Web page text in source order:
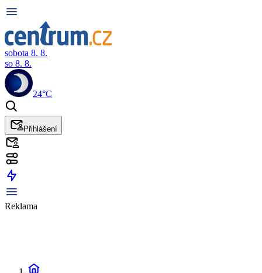
sobota 8. 8.
so 8. 8.
24°C
Přihlášení
Reklama